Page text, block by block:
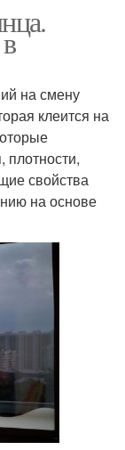
на смену
клеится на
плотности,
свойства
на основе